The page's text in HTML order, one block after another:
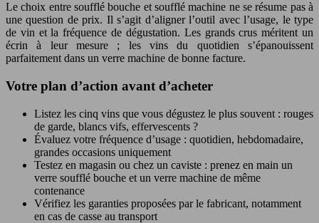
Le choix entre soufflé bouche et soufflé machine ne se résume pas à
une question de prix. Il s’agit d’aligner l’outil avec l’usage, le type
de vin et la fréquence de dégustation. Les grands crus méritent un
écrin à leur mesure ; les vins du quotidien s’épanouissent
parfaitement dans un verre machine de bonne facture.
Votre plan d’action avant d’acheter
Listez les cinq vins que vous dégustez le plus souvent : rouges
de garde, blancs vifs, effervescents ?
Évaluez votre fréquence d’usage : quotidien, hebdomadaire,
grandes occasions uniquement
Testez en magasin ou chez un caviste : prenez en main un
verre soufflé bouche et un verre machine de même
contenance
Vérifiez les garanties proposées par le fabricant, notamment
en cas de casse au transport